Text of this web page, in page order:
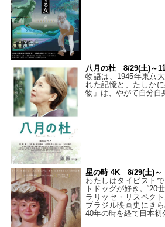
八月の杜 8/29(土)～1
物語は、1945年東京
れた記憶と、たしか
物」は、やがて自分自
星の時 4K 8/29(土)～
わたしはタイピスト
トドッグが好き。“20
ラリッセ・リスペク
ブラジル映画史にき
40年の時を経て⽇本初